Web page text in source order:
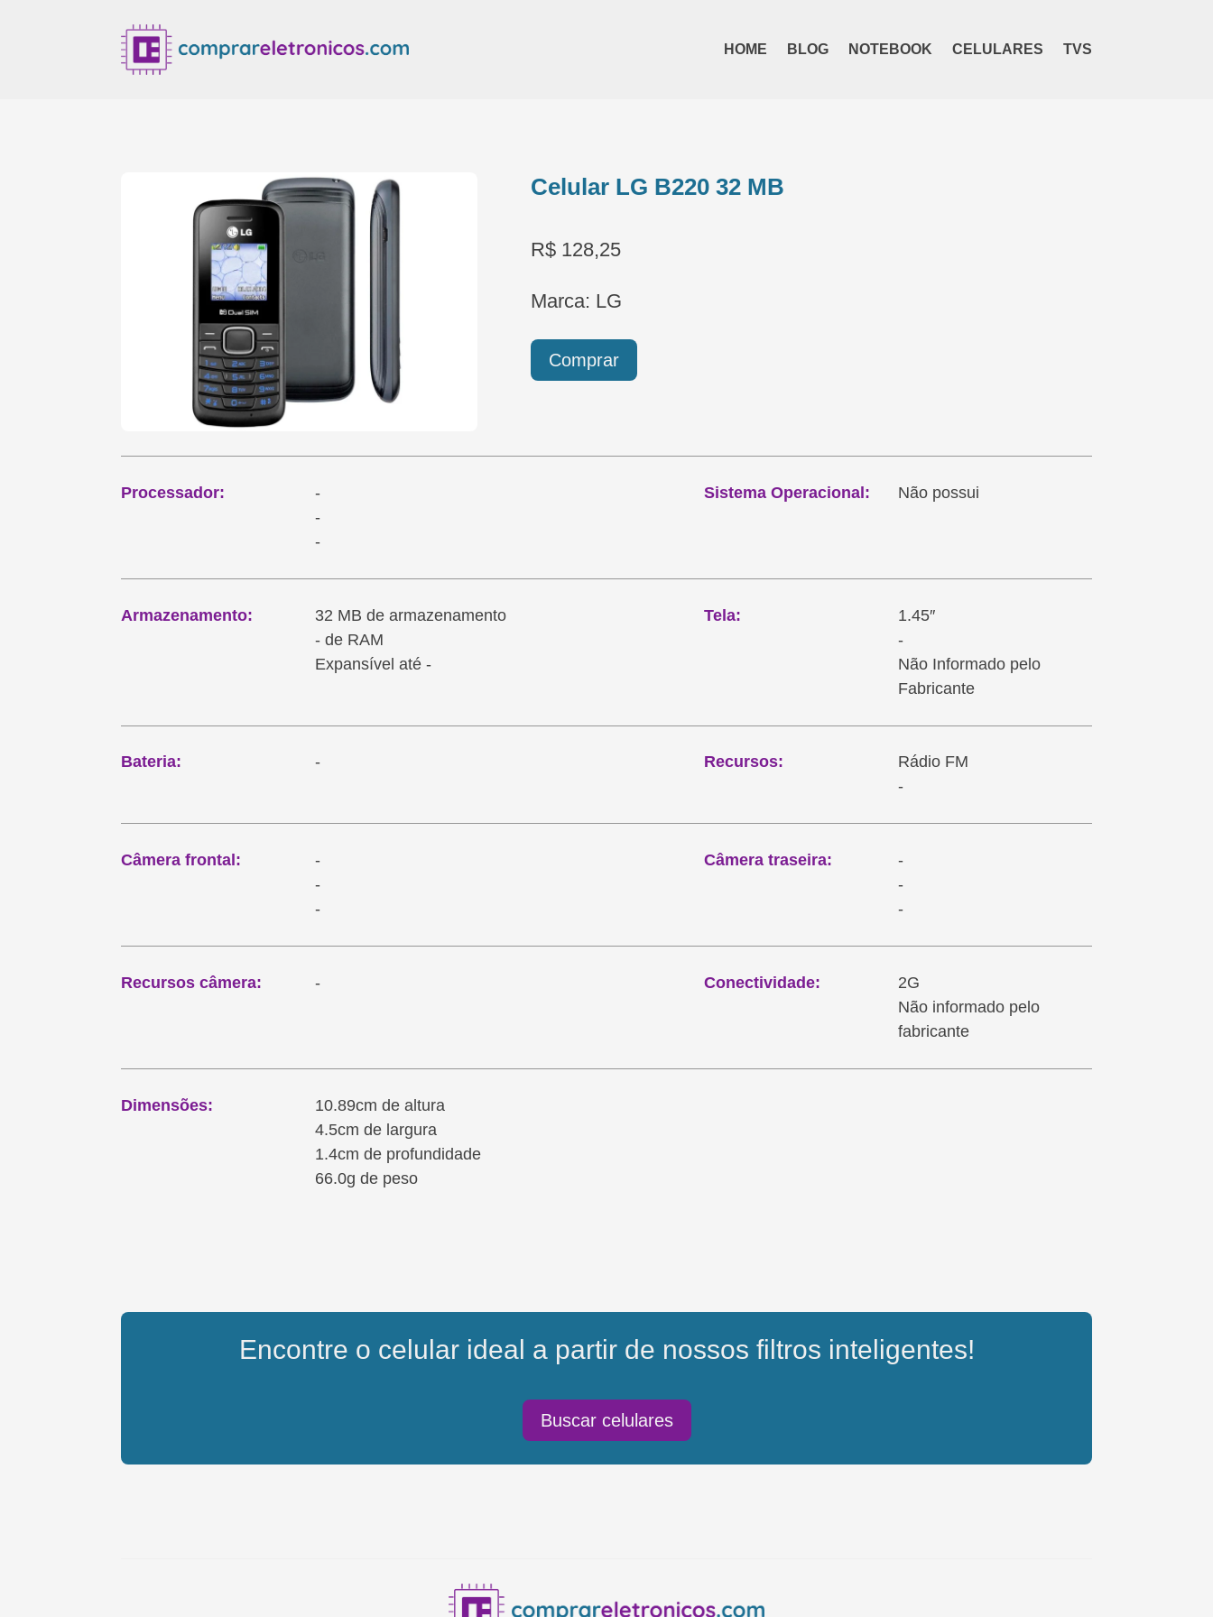
HOME BLOG NOTEBOOK CELULARES TVS
Celular LG B220 32 MB
R$ 128,25
Marca: LG
Comprar
Processador:
-
-
-
Sistema Operacional: Não possui
Armazenamento:
32 MB de armazenamento
- de RAM
Expansível até -
Tela:
1.45″
-
Não Informado pelo
Fabricante
Bateria: - Recursos:
Rádio FM
-
Câmera frontal:
-
-
-
Câmera traseira:
-
-
-
Recursos câmera: - Conectividade:
2G
Não informado pelo
fabricante
Dimensões:
10.89cm de altura
4.5cm de largura
1.4cm de profundidade
66.0g de peso
Encontre o celular ideal a partir de nossos filtros inteligentes!
Buscar celulares